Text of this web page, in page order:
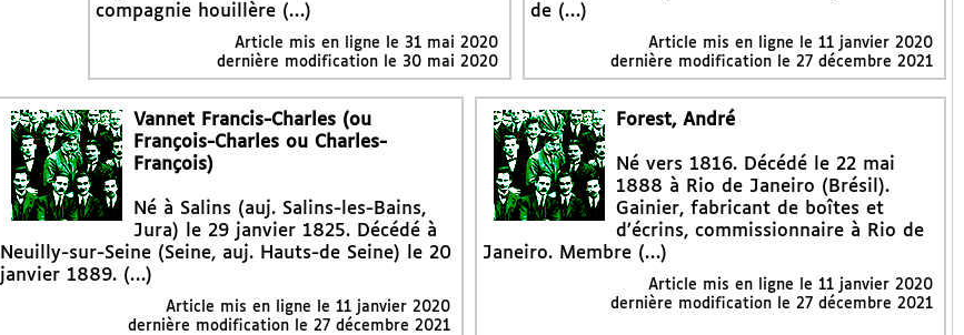
compagnie houillère (…)
Article mis en ligne le 31 mai 2020
dernière modification le 30 mai 2020
de (…)
Article mis en ligne le11 janvier 2020
dernière modification le 27 décembre 2021
Vannet Francis-Charles (ou
François-Charles ou Charles-
François)
Né à Salins (auj. Salins-les-Bains,
Jura) le 29 janvier 1825. Décédé à
Neuilly-sur-Seine (Seine, auj. Hauts-de Seine) le 20
janvier 1889. (…)
Article mis en ligne le 11 janvier 2020
dernière modification le 27 décembre 2021
Forest, André
Né vers 1816. Décédé le 22 mai
1888 à Rio de Janeiro (Brésil).
Gainier, fabricant de boîtes et
d’écrins, commissionnaire à Rio de
Janeiro. Membre (…)
Article mis en ligne le11 janvier 2020
dernière modification le 27 décembre 2021